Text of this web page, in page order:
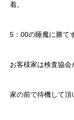
着。
5：00の睡魔に勝て
お客様家は検査協会
家の前で待機して頂